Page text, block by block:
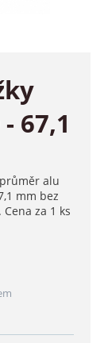
67,1
alu
mm bez
za 1 ks